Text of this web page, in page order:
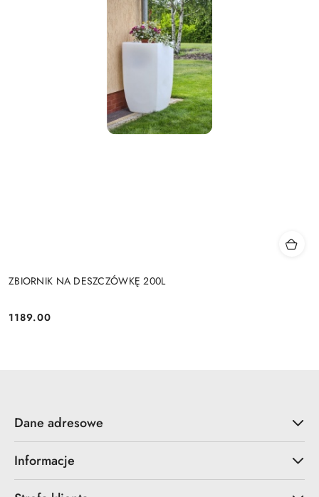
ZBIORNIK NA DESZCZÓWKĘ 200L
Cena:
1189.00
Dane adresowe
Informacje